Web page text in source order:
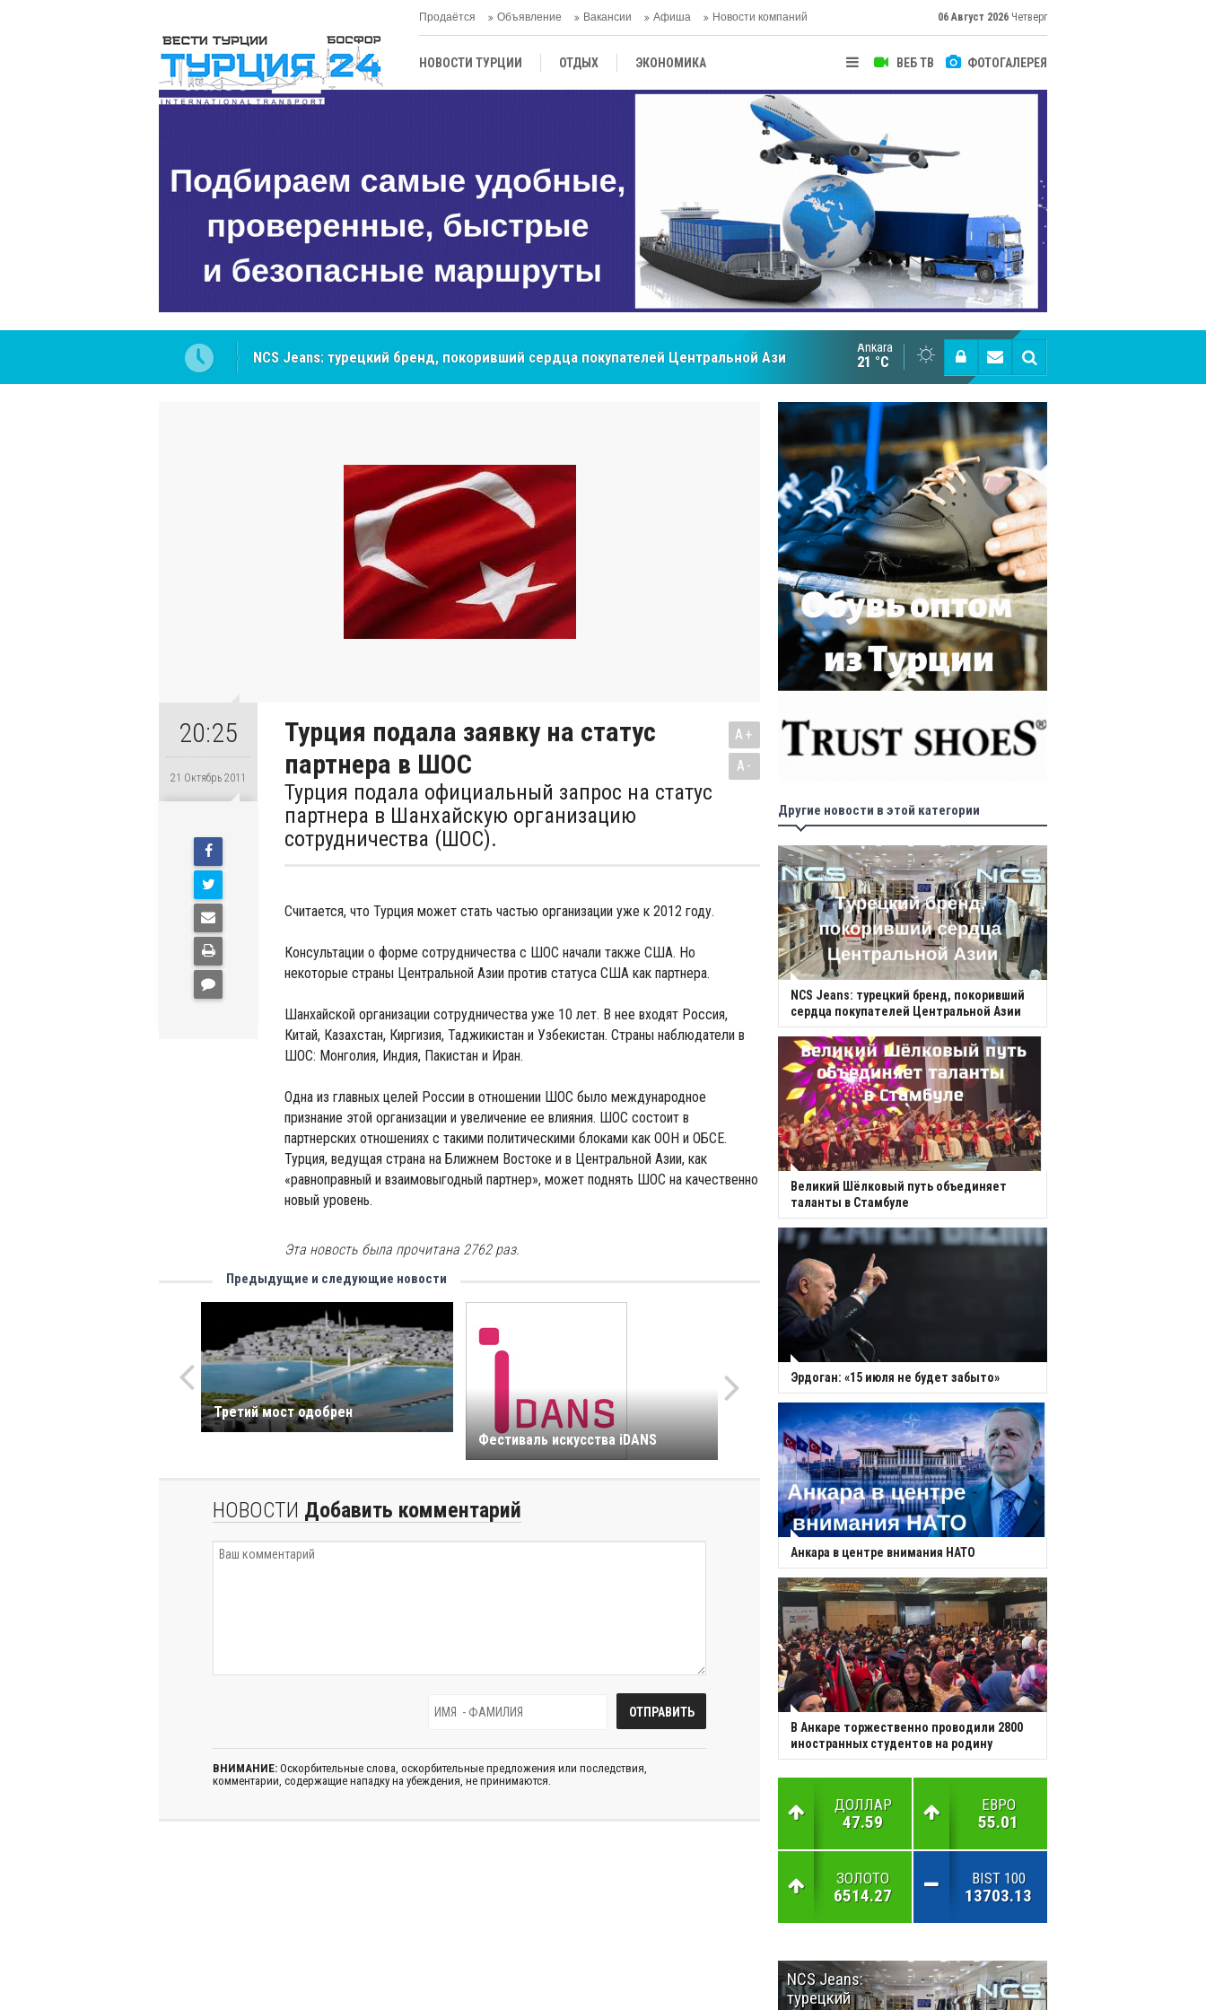
Продаётся Объявление Вакансии Афиша Новости компаний 06 Август 2026 Четверг
ВЕБ ТВ ФОТОГАЛЕРЕЯ
НОВОСТИ ТУРЦИИ ОТДЫХ ЭКОНОМИКА
ЦЕНТРАЛЬНАЯ АЗИЯ
Cottonhill покоряет мировые рынки
Великий Шёлковый путь объединяет таланты в
Ankara
21 °C
20:25
21 Октябрь 2011
Турция подала заявку на статус
партнера в ШОС
Турция подала официальный запрос на статус
партнера в Шанхайскую организацию
сотрудничества (ШОС).
A+
A-
Считается, что Турция может стать частью организации уже к 2012 году.
Консультации о форме сотрудничества с ШОС начали также США. Но
некоторые страны Центральной Азии против статуса США как партнера.
Шанхайской организации сотрудничества уже 10 лет. В нее входят Россия,
Китай, Казахстан, Киргизия, Таджикистан и Узбекистан. Страны наблюдатели в
ШОС: Монголия, Индия, Пакистан и Иран.
Одна из главных целей России в отношении ШОС было международное
признание этой организации и увеличение ее влияния. ШОС состоит в
партнерских отношениях с такими политическими блоками как ООН и ОБСЕ.
Турция, ведущая страна на Ближнем Востоке и в Центральной Азии, как
«равноправный и взаимовыгодный партнер», может поднять ШОС на качественно
новый уровень.
Эта новость была прочитана 2762 раз.
Предыдущие и следующие новости
Третий мост одобрен
Фестиваль искусства iDANS
НОВОСТИ Добавить комментарий
ВНИМАНИЕ: Оскорбительные слова, оскорбительные предложения или последствия,
комментарии, содержащие нападку на убеждения, не принимаются.
Другие новости в этой категории
NCS Jeans: турецкий бренд, покоривший
сердца покупателей Центральной Азии
Великий Шёлковый путь объединяет
таланты в Стамбуле
Эрдоган: «15 июля не будет забыто»
Анкара в центре внимания НАТО
В Анкаре торжественно проводили 2800
иностранных студентов на родину
ДОЛЛАР
47.59
ЕВРО
55.01
ЗОЛОТО
6514.27
BIST 100
13703.13
NCS Jeans:
турецкий